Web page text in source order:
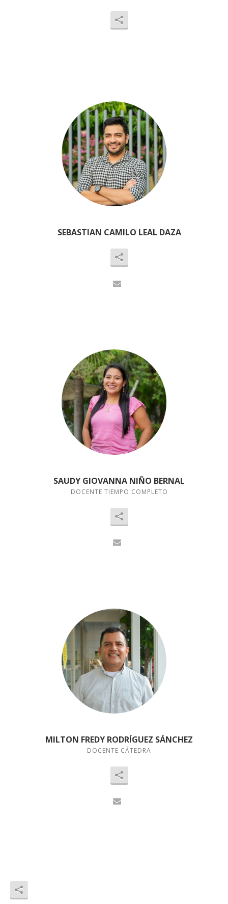
SEBASTIAN CAMILO LEAL DAZA
SAUDY GIOVANNA NIÑO BERNAL
DOCENTE TIEMPO COMPLETO
MILTON FREDY RODRÍGUEZ SÁNCHEZ
DOCENTE CÁTEDRA